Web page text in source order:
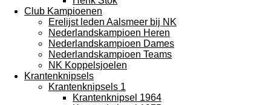
Club Kampioenen
Erelijst leden Aalsmeer bij NK
Nederlandskampioen Heren
Nederlandskampioen Dames
Nederlandskampioen Teams
NK Koppelsjoelen
Krantenknipsels
Krantenknipsels 1
Krantenknipsel 1964